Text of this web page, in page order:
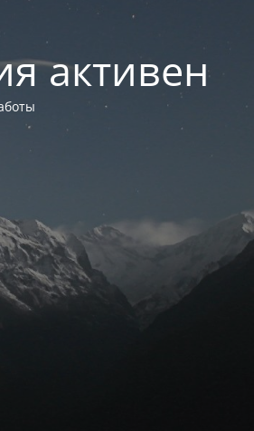
активен